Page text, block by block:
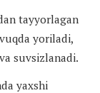
tayyorlagan
yoriladi,
suvsizlanadi.
yaxshi